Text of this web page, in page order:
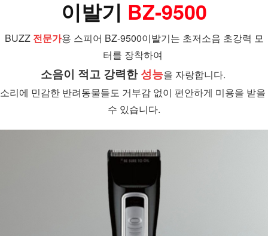
이발기 BZ-9500
BUZZ 전문가용 스피어 BZ-9500이발기는 초저소음 초강력 모
터를 장착하여
소음이 적고 강력한 성능을 자랑합니다.
소리에 민감한 반려동물들도 거부감 없이 편안하게 미용을 받을
수 있습니다.